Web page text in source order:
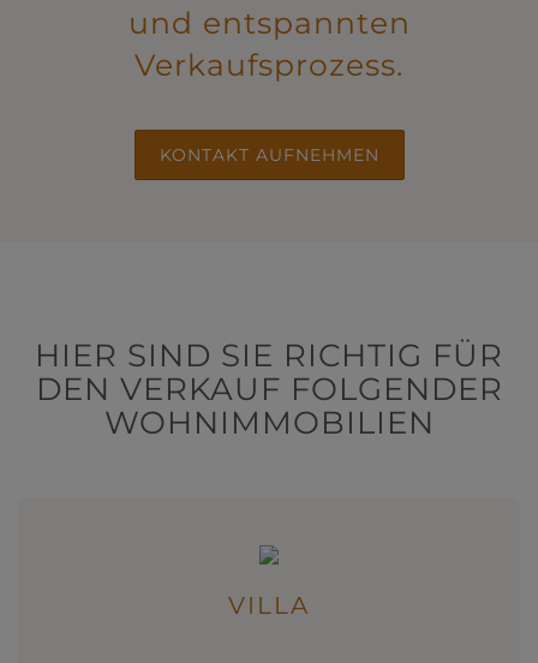
und entspannten
Verkaufsprozess.
KONTAKT AUFNEHMEN
HIER SIND SIE RICHTIG FÜR
DEN VERKAUF FOLGENDER
WOHNIMMOBILIEN
VILLA